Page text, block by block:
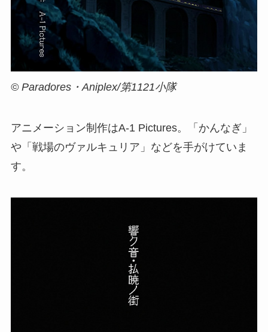
© Paradores・Aniplex/第1121小隊
アニメーション制作はA-1 Pictures。「かんなぎ」
や「戦場のヴァルキュリア」などを手がけていま
す。